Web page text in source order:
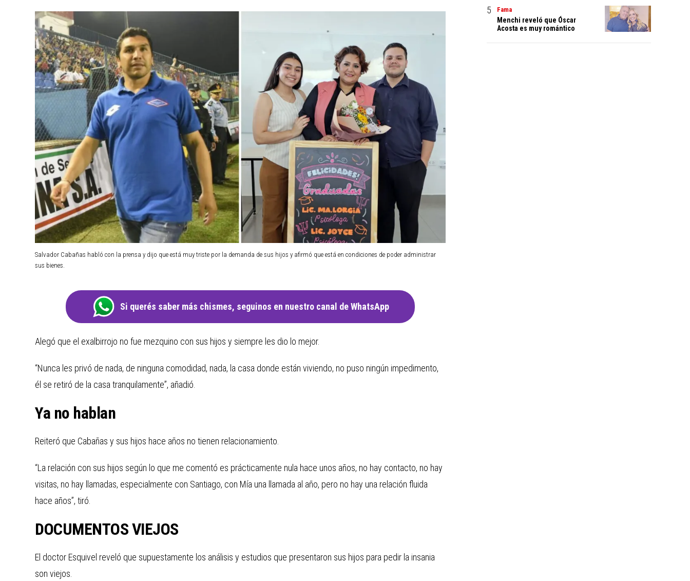
Salvador Cabañas habló con la prensa y dijo que está muy triste por la demanda de sus hijos y afirmó que está en condiciones de poder administrar
sus bienes.
Si querés saber más chismes, seguinos en nuestro canal de WhatsApp
Alegó que el exalbirrojo no fue mezquino con sus hijos y siempre les dio lo mejor.
“Nunca les privó de nada, de ninguna comodidad, nada, la casa donde están viviendo, no puso ningún impedimento,
él se retiró de la casa tranquilamente”, añadió.
Ya no hablan
Reiteró que Cabañas y sus hijos hace años no tienen relacionamiento.
“La relación con sus hijos según lo que me comentó es prácticamente nula hace unos años, no hay contacto, no hay
visitas, no hay llamadas, especialmente con Santiago, con Mía una llamada al año, pero no hay una relación fluida
hace años”, tiró.
DOCUMENTOS VIEJOS
El doctor Esquivel reveló que supuestamente los análisis y estudios que presentaron sus hijos para pedir la insania
son viejos.
Fama
Menchi reveló que Óscar
Acosta es muy romántico